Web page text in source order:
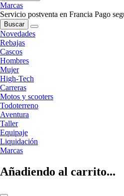
Marcas
Servicio postventa en Francia Pago
Buscar
Novedades
Rebajas
Cascos
Hombres
Mujer
High-Tech
Carreras
Motos y scooters
Todoterreno
Aventura
Taller
Equipaje
Liquidación
Marcas
Añadiendo al carrito...